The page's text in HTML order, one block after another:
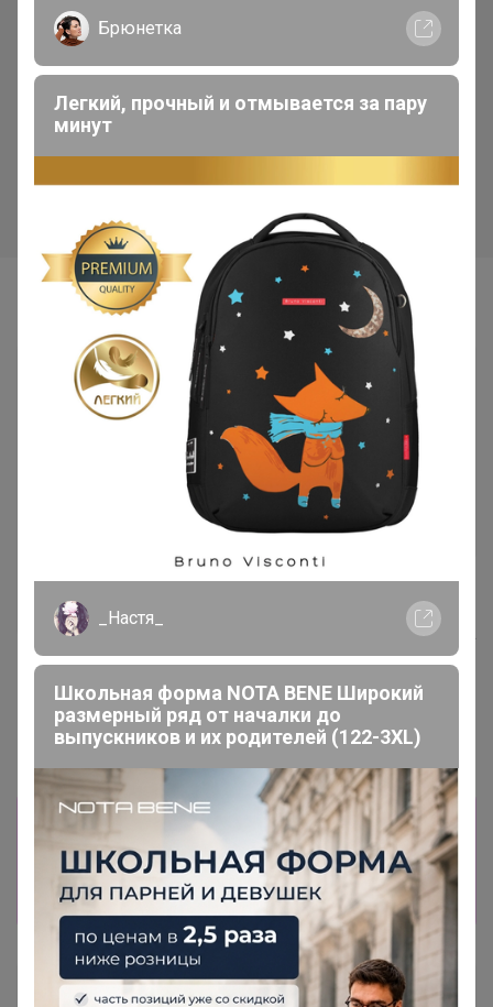
370р
Смесь Сырная для
приготовления хлебо-
булочных изделий (аналог
38*50м с 2сторонней
Самые желанные
83р
Крахмал кукурузный Амилко
376р
ШОКОЛАДНЫЙ КЕЙК смесь
д/шок.кекса 1 кг
Информация о заказах доступна
лишь членам клуба
Показать
Ксенияросина
Брюнетка
Легкий, прочный и отмывается за пару
минут
_Настя_
Школьная форма NOTA BENE Широкий
размерный ряд от началки до
выпускников и их родителей (122-3XL)